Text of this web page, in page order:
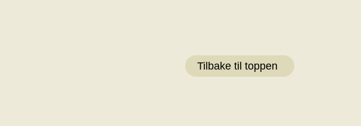
Tilbake til toppen